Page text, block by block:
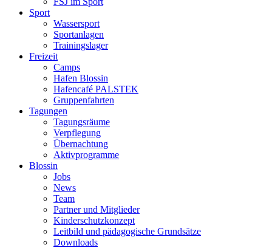
Sport
Wassersport
Sportanlagen
Trainingslager
Freizeit
Camps
Hafen Blossin
Hafencafé PALSTEK
Gruppenfahrten
Tagungen
Tagungsräume
Verpflegung
Übernachtung
Aktivprogramme
Blossin
Jobs
News
Team
Partner und Mitglieder
Kinderschutzkonzept
Leitbild und pädagogische Grundsätze
Downloads